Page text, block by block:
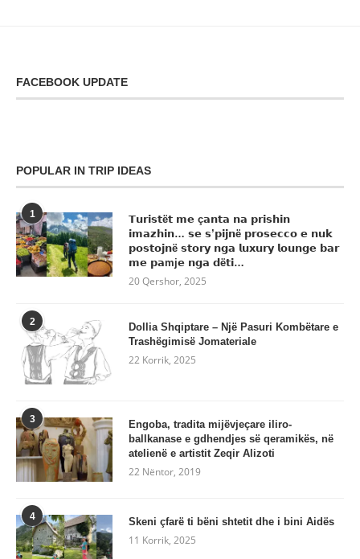
FACEBOOK UPDATE
POPULAR IN TRIP IDEAS
1
𝗧𝘂𝗿𝗶𝘀𝘁ë𝘁 𝗺𝗲 ç𝗮𝗻𝘁𝗮 𝗻𝗮 𝗽𝗿𝗶𝘀𝗵𝗶𝗻
𝗶𝗺𝗮𝘇𝗵𝗶𝗻… 𝘀𝗲 𝘀’𝗽𝗶𝗷𝗻ë 𝗽𝗿𝗼𝘀𝗲𝗰𝗰𝗼 𝗲 𝗻𝘂𝗸
𝗽𝗼𝘀𝘁𝗼𝗷𝗻ë 𝘀𝘁𝗼𝗿𝘆 𝗻𝗴𝗮 𝗹𝘂𝘅𝘂𝗿𝘆 𝗹𝗼𝘂𝗻𝗴𝗲 𝗯𝗮𝗿
𝗺𝗲 𝗽𝗮mj𝗲 𝗻𝗴𝗮 𝗱ë𝘁𝗶…
20 Qershor, 2025
2
Dollia Shqiptare – Një Pasuri Kombëtare e
Trashëgimisë Jomateriale
22 Korrik, 2025
3
Engoba, tradita mijëvjeçare iliro-
ballkanase e gdhendjes së qeramikës, në
atelienë e artistit Zeqir Alizoti
22 Nëntor, 2019
4 Skeni çfarë ti bëni shtetit dhe i bini Aidës
11 Korrik, 2025